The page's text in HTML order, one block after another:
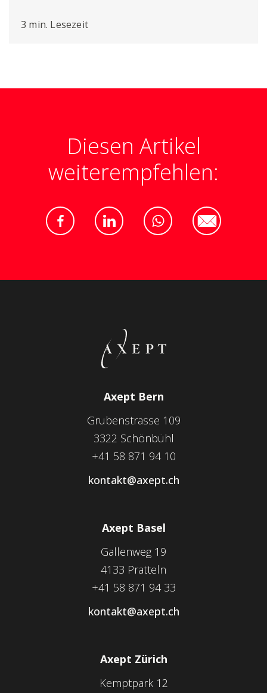
3 min. Lesezeit
Diesen Artikel
weiterempfehlen:
Axept Bern
Grubenstrasse 109
3322 Schönbühl
+41 58 871 94 10
kontakt@axept.ch
Axept Basel
Gallenweg 19
4133 Pratteln
+41 58 871 94 33
kontakt@axept.ch
Axept Zürich
Kemptpark 12